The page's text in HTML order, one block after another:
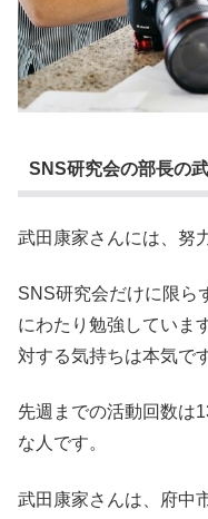
SNS研究会の部長の
武田康家さんには、努
SNS研究会だけに限ら
にわたり勉強していま
対する気持ちは本気で
先週までの活動回数は
な人です。
武田康家さんは、府中